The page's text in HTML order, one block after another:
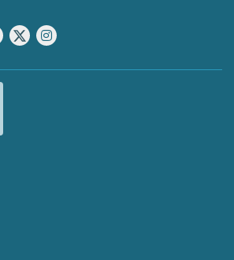
Facebook
X Instagram